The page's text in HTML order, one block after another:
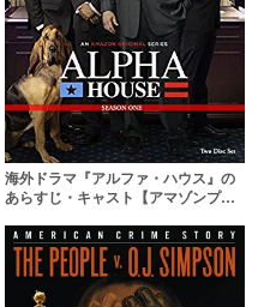
海外ドラマ『アルファ・ハウス』の
あらすじ・キャスト【アマゾンプラ